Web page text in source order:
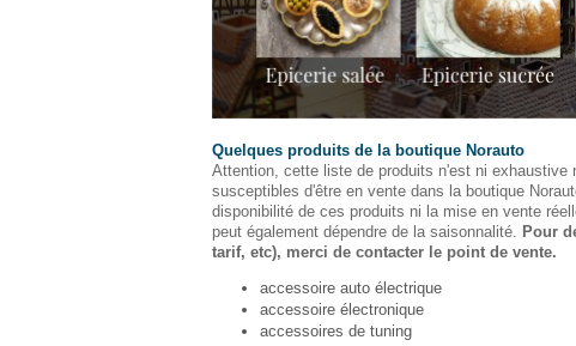
Quelques produits de la boutique Norauto
Attention, cette liste de produits n'est ni exhaustive
susceptibles d'être en vente dans la boutique
disponibilité de ces produits ni la mise en vente
peut également dépendre de la saisonnalité.
Pour
tarif, etc), merci de contacter le point de vente.
accessoire auto électrique
accessoire électronique
accessoires de tuning